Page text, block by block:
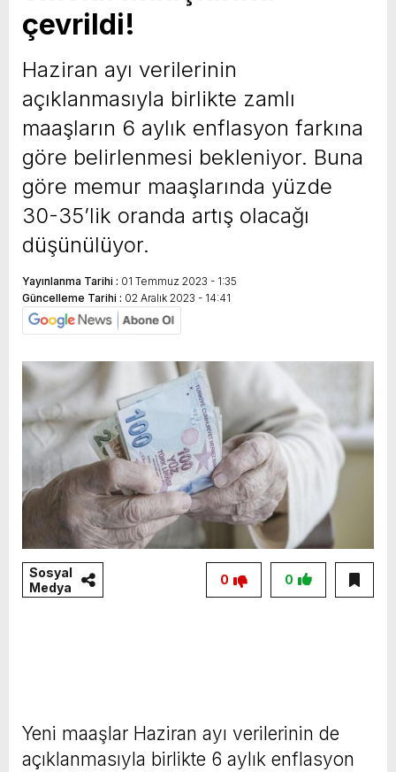
yeni özellikler belli oldu
çevrildi!
Haziran ayı verilerinin
açıklanmasıyla birlikte zamlı
maaşların 6 aylık enflasyon farkına
göre belirlenmesi bekleniyor. Buna
göre memur maaşlarında yüzde
30-35’lik oranda artış olacağı
düşünülüyor.
Yayınlanma Tarihi : 01 Temmuz 2023 - 1:35
Güncelleme Tarihi : 02 Aralık 2023 - 14:41
Sosyal
Medya
0
0
Yeni maaşlar Haziran ayı verilerinin de
açıklanmasıyla birlikte 6 aylık enflasyon